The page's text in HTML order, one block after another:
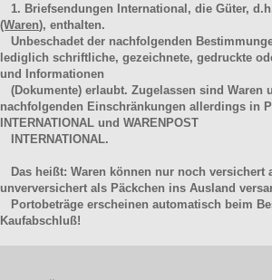
1. Briefsendungen International, die Güter,
(Waren), enthalten.
Unbeschadet der nachfolgenden
lediglich schriftliche, gezeichnete, gedruckte
und Informationen
(Dokumente) erlaubt. Zugelassen sind Waren
nachfolgenden Einschränkungen allerdings in
INTERNATIONAL und WARENPOST
INTERNATIONAL.
Das heißt: Waren können nur noch versichert
unverversichert als Päckchen ins Ausland
Portobeträge erscheinen automatisch beim
Kaufabschluß!